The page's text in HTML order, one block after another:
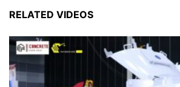
RELATED VIDEOS